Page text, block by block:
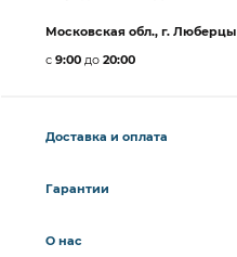
Московская обл., г. Люберцы
с 9:00 до 20:00
Доставка и оплата
Гарантии
О нас